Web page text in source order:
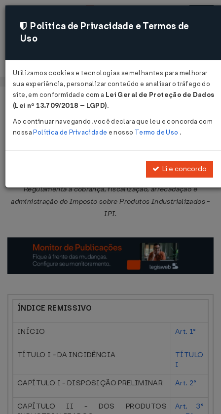
Acessar
Página Inicial Legislações
Decreto Nº 7212 DE 15/06/2010
Publicado no DOU em 16 jun 2010
Regulamenta a cobrança, fiscalização, arrecadação e
administração do Imposto sobre Produtos Industrializados -
IPI.
ÍNDICE REMISSIVO
INÍCIO Art. 1°
TÍTULO I - DA INCIDÊNCIA
TÍTULO
I
CAPÍTULO I - DISPOSIÇÃO PRELIMINAR
Art. 2°
CAPÍTULO II - DOS PRODUTOS
Art. 3°
Política de Privacidade e Termos de
Uso
Utilizamos cookies e tecnologias semelhantes para melhorar
sua experiência, personalizar conteúdo e analisar o tráfego do
site, em conformidade com a Lei Geral de Proteção de Dados
(Lei nº 13.709/2018 – LGPD).
Ao continuar navegando, você declara que leu e concorda com
nossaPolítica de Privacidade e nosso Termo de Uso .
Li e concordo